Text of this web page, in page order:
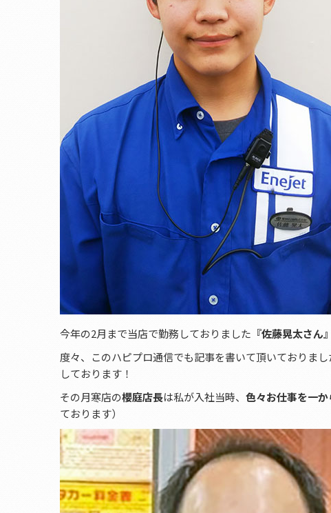
今年の2月まで当店で勤務しておりました 『佐藤晃太さん』
度々、このハピプロ通信でも記事を書いて頂いておりま
しております！
その月寒店の櫻庭店長は私が入社当時、 色々お仕事を一
ております）